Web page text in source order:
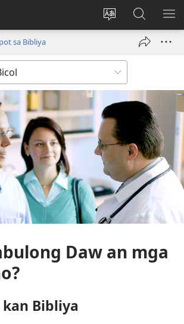
Ribayan
lengguwahe
kan
Mag-
log
new
Hanapon
sa
JW.ORG
sa Bibliya
Daw an mga
Bibliya